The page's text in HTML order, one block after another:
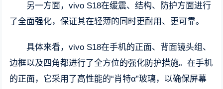
另一方面，vivo S18在缓震、结构、防护方面进行
了全面强化，保证其在轻薄的同时更耐用、更可靠。
具体来看，vivo S18在手机的正面、背面镜头组、
边框以及四角都进行了全方位的强化防护措施。在手机
的正面，它采用了高性能的“肖特α”玻璃，以确保屏幕